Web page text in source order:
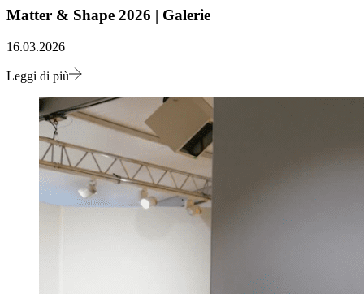
Matter & Shape 2026 | Galerie
16.03.2026
Leggi di più